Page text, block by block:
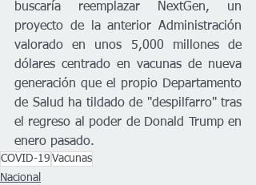
buscaría reemplazar NextGen, un
proyecto de la anterior Administración
valorado en unos 5,000 millones de
dólares centrado en vacunas de nueva
generación que el propio Departamento
de Salud ha tildado de "despilfarro" tras
el regreso al poder de Donald Trump en
enero pasado.
COVID-19 Vacunas
Nacional